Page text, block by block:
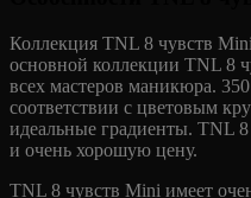
Коллекция TNL 8 чувств
основной коллекции TNL 8
всех мастеров маникюра.
соответствии с цветовым
идеальные градиенты. TNL
и очень хорошую цену.
TNL 8 чувств Mini имеет